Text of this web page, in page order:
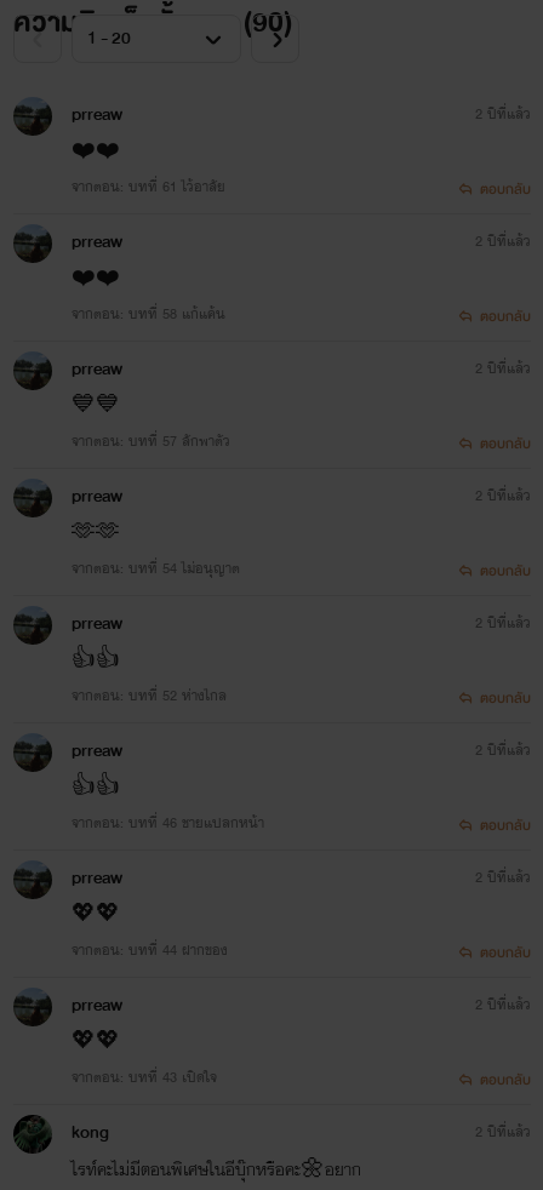
ความคิดเห็นทั้งหมด (90)
prreaw
❤️❤️
จากตอน: บทที่ 61 ไว้อาลัย
2 ปีที่แล้ว
ตอบกลับ
prreaw
❤️❤️
จากตอน: บทที่ 58 แก้แค้น
2 ปีที่แล้ว
ตอบกลับ
prreaw
💙💙
จากตอน: บทที่ 57 ลักพาตัว
2 ปีที่แล้ว
ตอบกลับ
prreaw
🫶🫶
จากตอน: บทที่ 54 ไม่อนุญาต
2 ปีที่แล้ว
ตอบกลับ
prreaw
👍👍
จากตอน: บทที่ 52 ห่างไกล
2 ปีที่แล้ว
ตอบกลับ
prreaw
👍👍
จากตอน: บทที่ 46 ชายแปลกหน้า
2 ปีที่แล้ว
ตอบกลับ
prreaw
💖💖
จากตอน: บทที่ 44 ฝากของ
2 ปีที่แล้ว
ตอบกลับ
prreaw
💖💖
จากตอน: บทที่ 43 เปิดใจ
2 ปีที่แล้ว
ตอบกลับ
kong
ไรท์คะไม่มีตอนพิเศษในอีบุ๊กหรือคะ🌼อยาก
2 ปีที่แล้ว